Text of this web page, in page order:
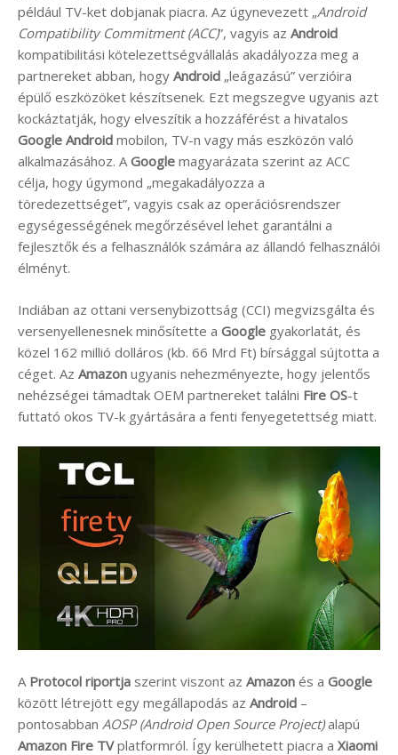
például TV-ket dobjanak piacra. Az úgynevezett „Android
Compatibility Commitment (ACC)”, vagyis az Android
kompatibilitási kötelezettségvállalás akadályozza meg a
partnereket abban, hogy Android „leágazású” verzióira
épülő eszközöket készítsenek. Ezt megszegve ugyanis azt
kockáztatják, hogy elveszítik a hozzáférést a hivatalos
Google Android mobilon, TV-n vagy más eszközön való
alkalmazásához. AGoogle magyarázata szerint az ACC
célja, hogy úgymond „megakadályozza a
töredezettséget”, vagyis csak az operációsrendszer
egységességének megőrzésével lehet garantálni a
fejlesztők és a felhasználók számára az állandó felhasználói
élményt.
Indiában az ottani versenybizottság (CCI) megvizsgálta és
versenyellenesnek minősítette a Google gyakorlatát, és
közel 162 millió dolláros (kb. 66 Mrd Ft) bírsággal sújtotta a
céget. Az Amazon ugyanis nehezményezte, hogy jelentős
nehézségei támadtak OEM partnereket találni Fire OS-t
futtató okos TV-k gyártására a fenti fenyegetettség miatt.
A Protocol riportja szerint viszont az Amazon és a Google
között létrejött egy megállapodás az Android –
pontosabban AOSP (Android Open Source Project)alapú
Amazon Fire TVplatformról. Így kerülhetett piacra a Xiaomi